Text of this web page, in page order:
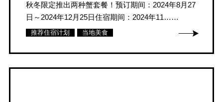
秋冬限定推出两种蟹套餐！预订期间：2024年8月27
日～2024年12月25日住宿期间：2024年11……
推荐住宿计划 当地美食